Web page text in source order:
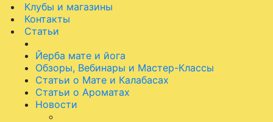
Клубы и магазины
Контакты
Статьи
Йерба мате и йога
Обзоры, Вебинары и Мастер-Классы
Статьи о Мате и Калабасах
Статьи о Ароматах
Новости